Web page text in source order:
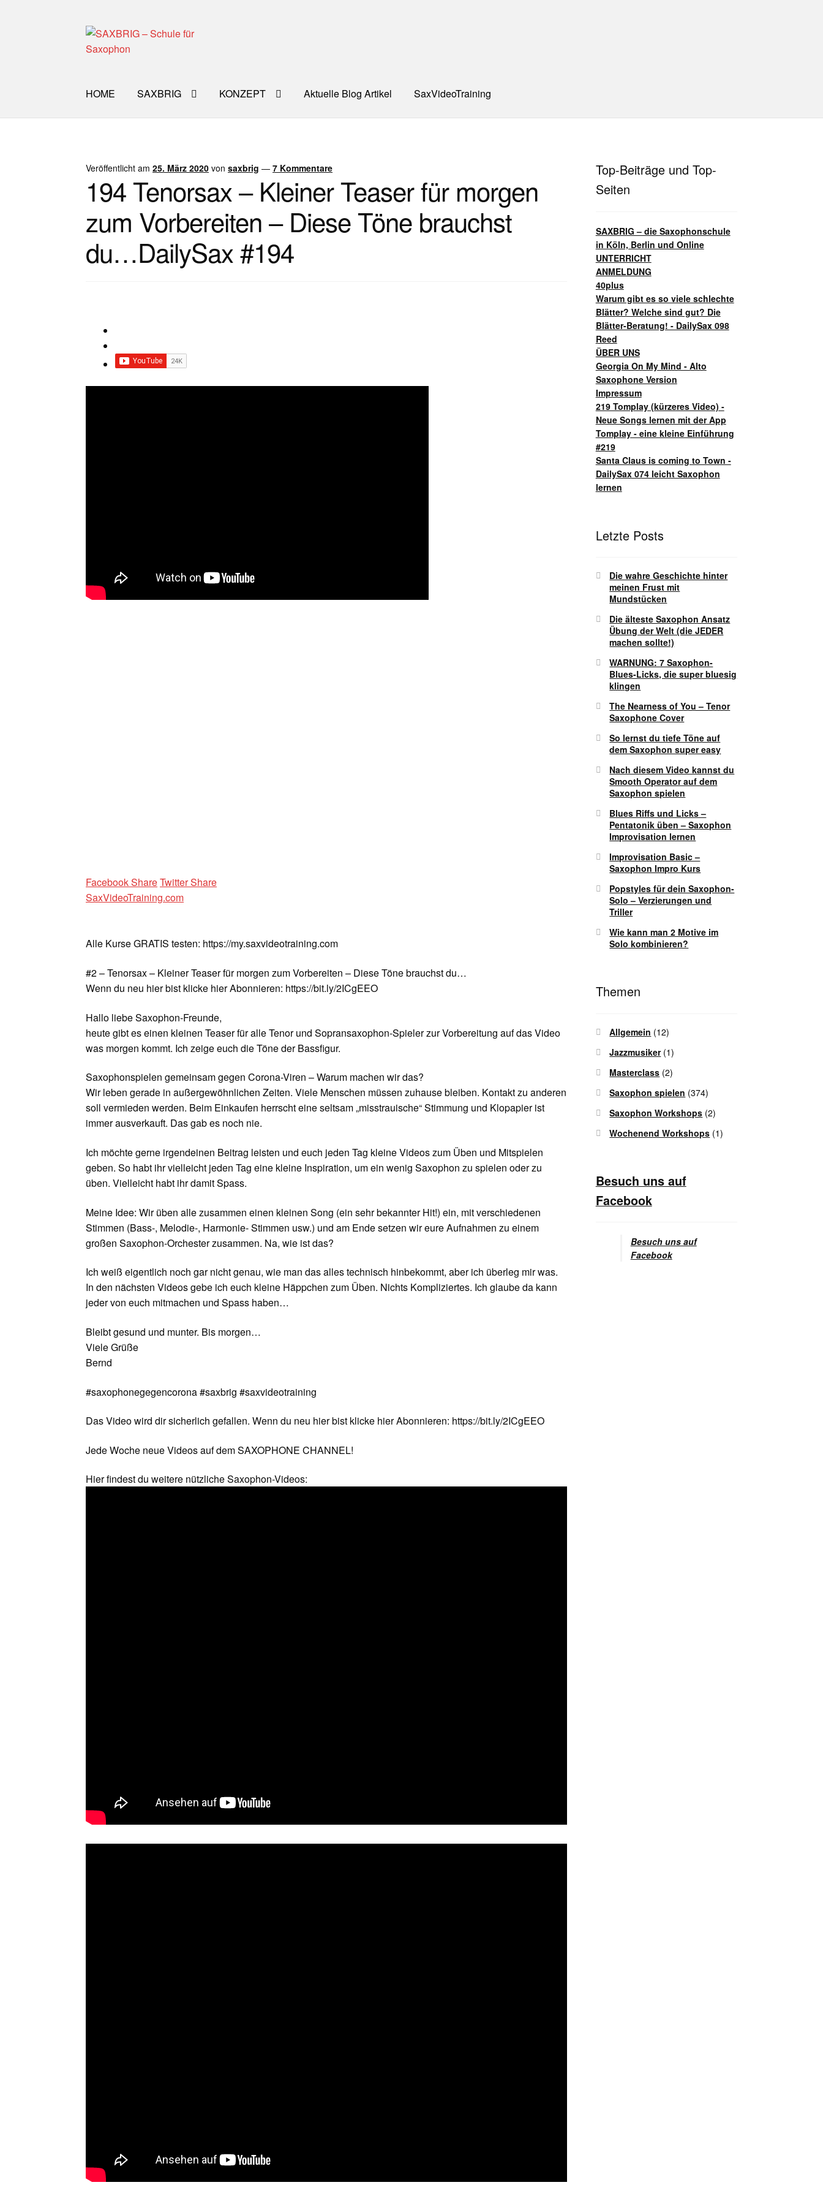
Zur
Navigation
Zum
Inhalt
HOME SAXBRIG KONZEPT Aktuelle Blog Artikel SaxVideoTraining
Impro Basic – Download PDF + mp3INFOS Kooperation/Partner Unterrichtsbedingungen (AGBs)
WORKSHOP ÜBER UNSNEWS BLOG KONTAKT
Veröffentlicht am25. März 2020 vonsaxbrig —7 Kommentare
194 Tenorsax – Kleiner Teaser für morgen
zum Vorbereiten – Diese Töne brauchst
du…DailySax #194
Facebook ShareTwitter Share
SaxVideoTraining.com
Alle Kurse GRATIS testen: https://my.saxvideotraining.com
#2 – Tenorsax – Kleiner Teaser für morgen zum Vorbereiten – Diese Töne brauchst du…
Wenn du neu hier bist klicke hier Abonnieren: https://bit.ly/2ICgEEO
Hallo liebe Saxophon-Freunde,
heute gibt es einen kleinen Teaser für alle Tenor und Sopransaxophon-Spieler zur Vorbereitung auf das Video
was morgen kommt. Ich zeige euch die Töne der Bassfigur.
Saxophonspielen gemeinsam gegen Corona-Viren – Warum machen wir das?
Wir leben gerade in außergewöhnlichen Zeiten. Viele Menschen müssen zuhause bleiben. Kontakt zu anderen
soll vermieden werden. Beim Einkaufen herrscht eine seltsam „misstrauische“ Stimmung und Klopapier ist
immer ausverkauft. Das gab es noch nie.
Ich möchte gerne irgendeinen Beitrag leisten und euch jeden Tag kleine Videos zum Üben und Mitspielen
geben. So habt ihr vielleicht jeden Tag eine kleine Inspiration, um ein wenig Saxophon zu spielen oder zu
üben. Vielleicht habt ihr damit Spass.
Meine Idee: Wir üben alle zusammen einen kleinen Song (ein sehr bekannter Hit!) ein, mit verschiedenen
Stimmen (Bass-, Melodie-, Harmonie- Stimmen usw.) und am Ende setzen wir eure Aufnahmen zu einem
großen Saxophon-Orchester zusammen. Na, wie ist das?
Ich weiß eigentlich noch gar nicht genau, wie man das alles technisch hinbekommt, aber ich überleg mir was.
In den nächsten Videos gebe ich euch kleine Häppchen zum Üben. Nichts Kompliziertes. Ich glaube da kann
jeder von euch mitmachen und Spass haben…
Bleibt gesund und munter. Bis morgen…
Viele Grüße
Bernd
#saxophonegegencorona #saxbrig #saxvideotraining
Das Video wird dir sicherlich gefallen. Wenn du neu hier bist klicke hier Abonnieren: https://bit.ly/2ICgEEO
Jede Woche neue Videos auf dem SAXOPHONE CHANNEL!
Hier findest du weitere nützliche Saxophon-Videos:
Top-Beiträge und Top-
Seiten
SAXBRIG – die Saxophonschule
in Köln, Berlin und Online
UNTERRICHT
ANMELDUNG
40plus
Warum gibt es so viele schlechte
Blätter? Welche sind gut? Die
Blätter-Beratung! - DailySax 098
Reed
ÜBER UNS
Georgia On My Mind - Alto
Saxophone Version
Impressum
219 Tomplay (kürzeres Video) -
Neue Songs lernen mit der App
Tomplay - eine kleine Einführung
#219
Santa Claus is coming to Town -
DailySax 074 leicht Saxophon
lernen
Letzte Posts
Die wahre Geschichte hinter
meinen Frust mit
Mundstücken
Die älteste Saxophon Ansatz
Übung der Welt (die JEDER
machen sollte!)
WARNUNG: 7 Saxophon-
Blues-Licks, die super bluesig
klingen
The Nearness of You – Tenor
Saxophone Cover
So lernst du tiefe Töne auf
dem Saxophon super easy
Nach diesem Video kannst du
Smooth Operator auf dem
Saxophon spielen
Blues Riffs und Licks –
Pentatonik üben – Saxophon
Improvisation lernen
Improvisation Basic –
Saxophon Impro Kurs
Popstyles für dein Saxophon-
Solo – Verzierungen und
Triller
Wie kann man 2 Motive im
Solo kombinieren?
Themen
Allgemein (12)
Jazzmusiker(1)
Masterclass (2)
Saxophon spielen (374)
Saxophon Workshops (2)
Wochenend Workshops (1)
Besuch uns auf
Facebook
Besuch uns auf
Facebook